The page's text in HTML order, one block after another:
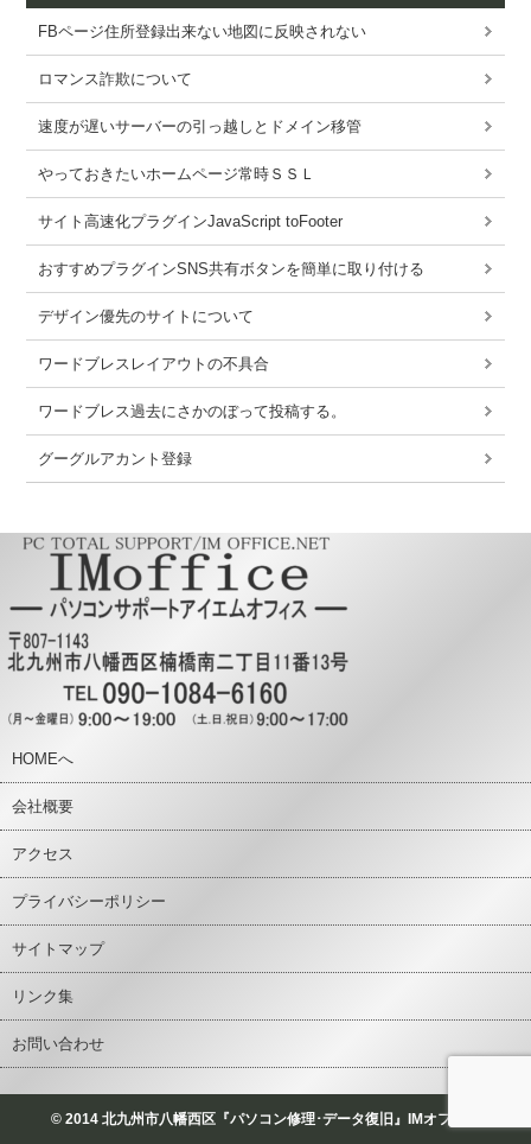
FBページ住所登録出来ない地図に反映されない
ロマンス詐欺について
速度が遅いサーバーの引っ越しとドメイン移管
やっておきたいホームページ常時ＳＳＬ
サイト高速化プラグインJavaScript toFooter
おすすめプラグインSNS共有ボタンを簡単に取り付ける
デザイン優先のサイトについて
ワードブレスレイアウトの不具合
ワードブレス過去にさかのぼって投稿する。
グーグルアカント登録
HOMEへ
会社概要
アクセス
プライバシーポリシー
サイトマップ
リンク集
お問い合わせ
© 2014 北九州市八幡西区『パソコン修理･データ復旧』IMオフィス